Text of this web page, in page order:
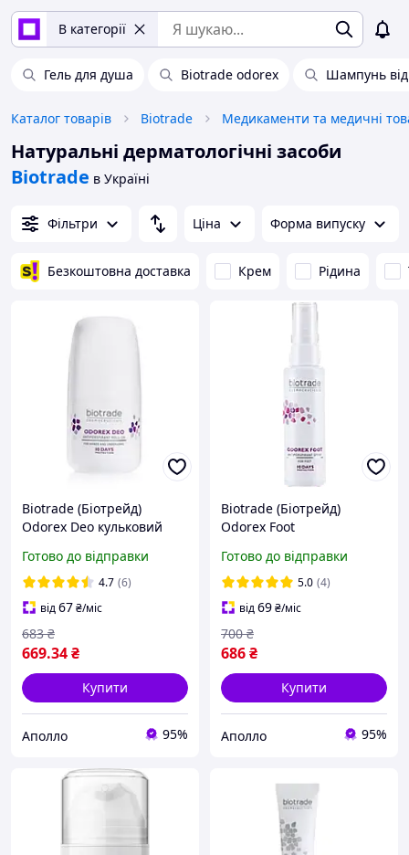
В категорії
Гель для душа Biotrade odorex Шампунь
Каталог товарів Biotrade Медикаменти та медичні
Натуральні дерматологічні засоби
Biotrade в Україні
Фільтри Ціна Форма випуску
Безкоштовна доставка Крем Рідина
Biotrade (Біотрейд)
Odorex Deo кульковий
тривалої дії, 10 днів без
поту та запаху, 40 мл
Готово до відправки
4.7 (6)
від67₴/міс
669.34₴
683 ₴
Купити
Аполло 95%
Biotrade (Біотрейд)
Odorex Foot
спрей для ніг тривалої дії,
40 мл
Готово до відправки
5.0 (4)
від69₴/міс
686₴
700 ₴
Купити
Аполло 95%